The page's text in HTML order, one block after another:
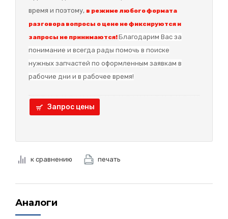
время и поэтому, в режиме любого формата
разговора вопросы о цене не фиксируются и
запросы не принимаются!Благодарим Вас за
понимание и всегда рады помочь в поиске
нужных запчастей по оформленным заявкам в
рабочие дни и в рабочее время!
Запрос цены
к сравнению печать
Аналоги